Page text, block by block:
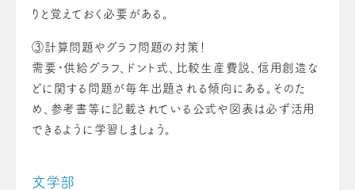
りと覚えておく必要がある。
③計算問題やグラフ問題の対策！
需要・供給グラフ、ドント式、比較生産費説、信用創造な
どに関する問題が毎年出題される傾向にある。そのた
め、参考書等に記載されている公式や図表は必ず活用
できるように学習しましょう。
文学部